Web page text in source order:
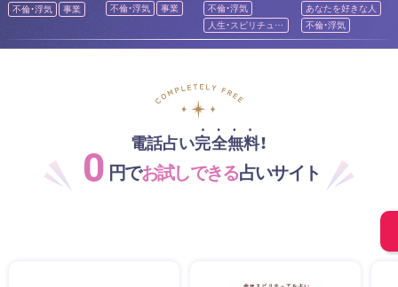
不倫・浮気
事業
不倫・浮気
事業
不倫・浮気
人生・スピリチュア
ル
あなたを好きな人
不倫・浮気
電話占い完全無料！
0 円でお試しできる占いサイト